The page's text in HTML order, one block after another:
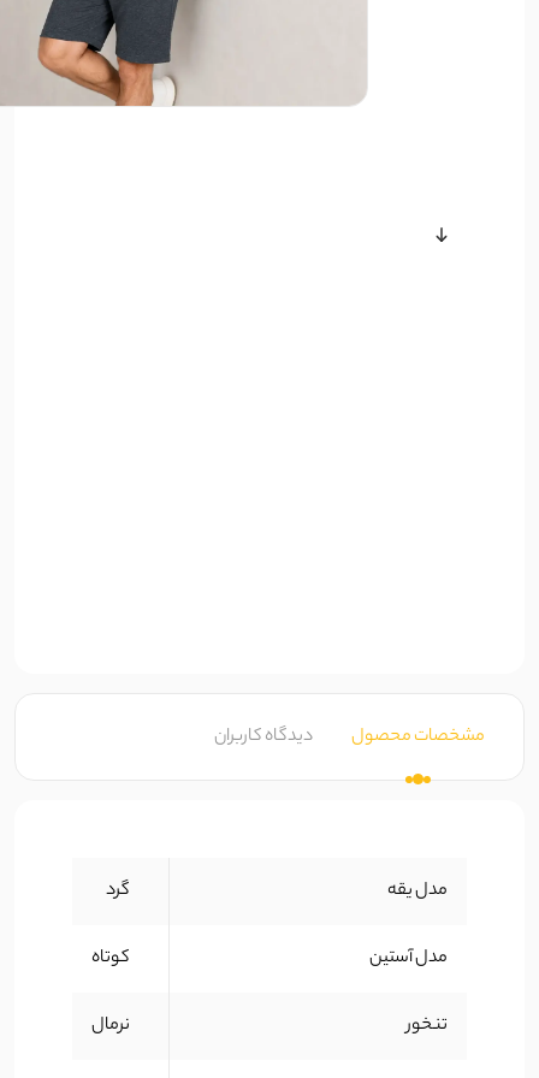
مشخصات محصول دیدگاه کاربران
مدل یقه گرد
مدل آستین کوتاه
تنخور نرمال